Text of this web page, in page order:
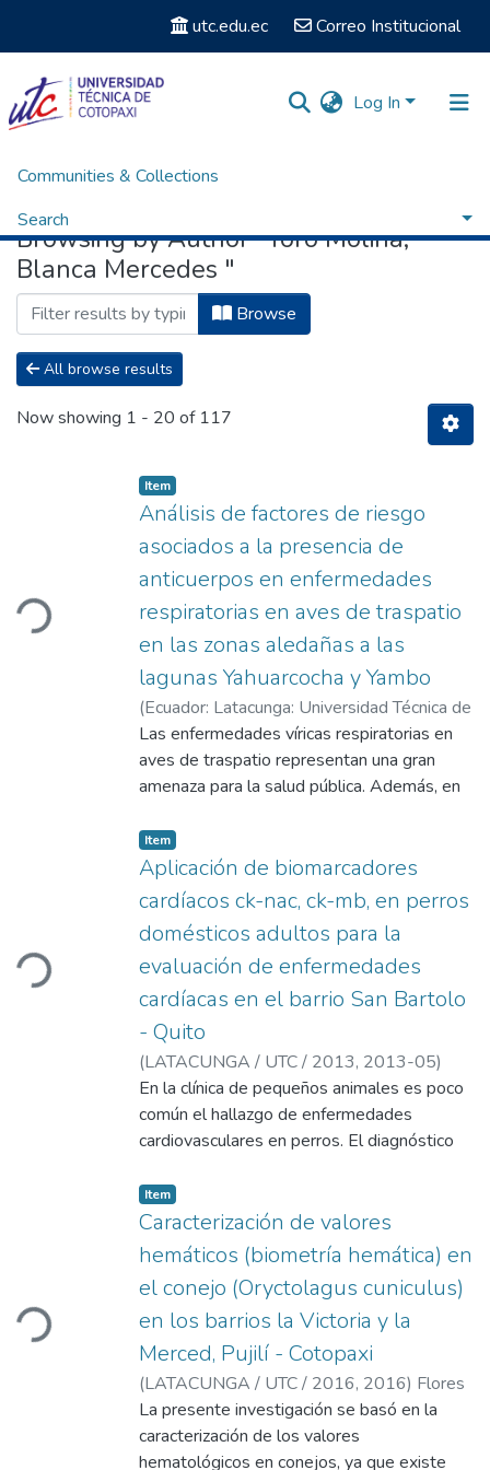
utc.edu.ec Correo Institucional
Log In
Communities & Collections
Search
Home Browse by Author
Browsing by Author "Toro Molina,
Blanca Mercedes "
Browse
All browse results
Now showing 1 - 20 of 117
Loading...
Item
Análisis de factores de riesgo
asociados a la presencia de
anticuerpos en enfermedades
respiratorias en aves de traspatio
en las zonas aledañas a las
lagunas Yahuarcocha y Yambo
(Ecuador: Latacunga: Universidad Técnica de
Cotopaxi (UTC),2025-02-24)Ases Pujos,
Jenny Yajaira;Toro Molina, Blanca Mercedes
Las enfermedades víricas respiratorias en
aves de traspatio representan una gran
amenaza para la salud pública. Además, en
avicultores genera graves problemas en su
economía. Por lo tanto, el objetivo de esta
investigación fue analizar los factores de
riesgo asociados a la presencia de
anticuerpos de tres enfermedades
respiratorias (Newcastle (NC), Bronquitis
infecciosa aviar (IBV) e Influenza aviar (IA)
de tipo A) en aves de traspatio en las zonas
aledañas a las lagunas de Yahuarcocha y
Yambo. Fueron encuestados 60
propiedades donde se crían aves de
traspatio, 40 en la laguna de Yambo
(provincia de Cotopaxi) y 20 en la laguna de
Yahuarcocha (provincia de Imbabura) en
Ecuador, las cuales fueron relacionadas con
la prevalencia de las enfermedades que se
encontró en las zonas de estudio. Los datos
obtenidos fueron analizados mediante el
software estadístico Excel, con un nivel de
significancia (α) de 0,05. El análisis
estadístico se realizó por medio de la
prueba Chi- cuadrado para establecer la
relación entre la prevalencia de
enfermedades respiratorias y los factores
Loading...
Item
Aplicación de biomarcadores
cardíacos ck-nac, ck-mb, en perros
domésticos adultos para la
evaluación de enfermedades
cardíacas en el barrio San Bartolo
- Quito
(LATACUNGA / UTC / 2013, 2013-05)
Jesús Benítes, Franklin Aníbal;Toro Molina,
Blanca Mercedes
En la clínica de pequeños animales es poco
común el hallazgo de enfermedades
cardiovasculares en perros. El diagnóstico
métodos auxiliares que incluyen radiografía
torácica, electrocardiograma, y
ecocardiografía.
Loading...
Item
Caracterización de valores
hemáticos (biometría hemática) en
el conejo (Oryctolagus cuniculus)
en los barrios la Victoria y la
Merced, Pujilí - Cotopaxi
(LATACUNGA / UTC / 2016, 2016) Flores
Alvarado, Oscar Rigoberto;Toro Molina,
Blanca Mercedes
La presente investigación se basó en la
caracterización de los valores
hematológicos en conejos, ya que existe